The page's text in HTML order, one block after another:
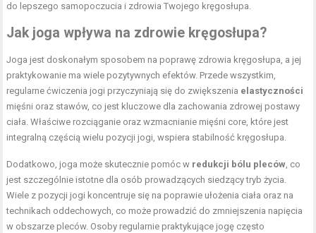
do lepszego samopoczucia i zdrowia Twojego kręgosłupa.
Jak joga wpływa na zdrowie kręgosłupa?
Joga jest doskonałym sposobem na poprawę zdrowia kręgosłupa, a jej
praktykowanie ma wiele pozytywnych efektów. Przede wszystkim,
regularne ćwiczenia jogi przyczyniają się do zwiększenia elastyczności
mięśni oraz stawów, co jest kluczowe dla zachowania zdrowej postawy
ciała. Właściwe rozciąganie oraz wzmacnianie mięśni core, które jest
integralną częścią wielu pozycji jogi, wspiera stabilność kręgosłupa.
Dodatkowo, joga może skutecznie pomóc w redukcji bólu pleców, co
jest szczególnie istotne dla osób prowadzących siedzący tryb życia.
Wiele z pozycji jogi koncentruje się na poprawie ułożenia ciała oraz na
technikach oddechowych, co może prowadzić do zmniejszenia napięcia
w obszarze pleców. Osoby regularnie praktykujące jogę często